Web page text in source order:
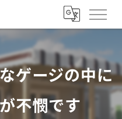
ゲージの中に
不憫です